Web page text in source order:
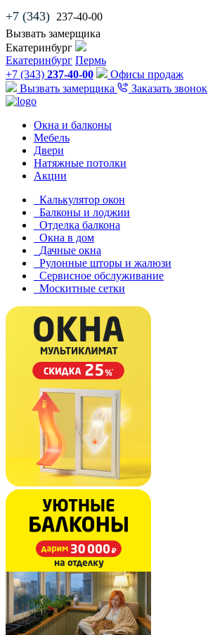
+7 (343) 237-40-00
Вызвать замерщика
Екатеринбург
Екатеринбург Пермь
+7 (343) 237-40-00
Офисы продаж
Вызвать замерщика
Заказать звонок
Окна и балконы
Мебель
Двери
Натяжные потолки
Акции
Калькулятор окон
Балконы и лоджии
Отделка балкона
Окна в дом
Дачные окна
Рулонные шторы и жалюзи
Сервисное обслуживание
Москитные сетки